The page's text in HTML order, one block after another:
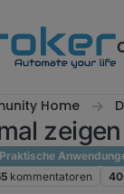
Home
kommentatoren